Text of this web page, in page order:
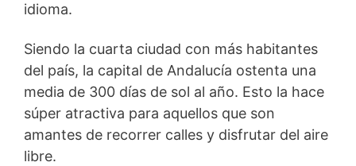
idioma.
Siendo la cuarta ciudad con más habitantes
del país, la capital de Andalucía ostenta una
media de 300 días de sol al año. Esto la hace
súper atractiva para aquellos que son
amantes de recorrer calles y disfrutar del aire
libre.